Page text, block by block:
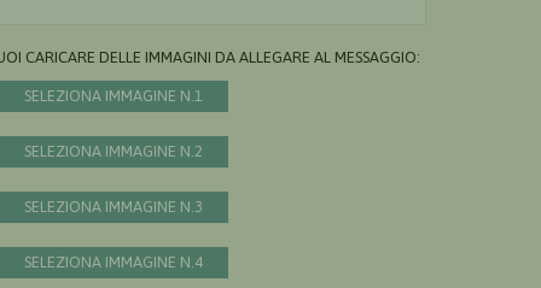
CARICARE DELLE IMMAGINI DA ALLEGARE AL MESSAGGIO:
SELEZIONA IMMAGINE N.1
SELEZIONA IMMAGINE N.2
SELEZIONA IMMAGINE N.3
SELEZIONA IMMAGINE N.4